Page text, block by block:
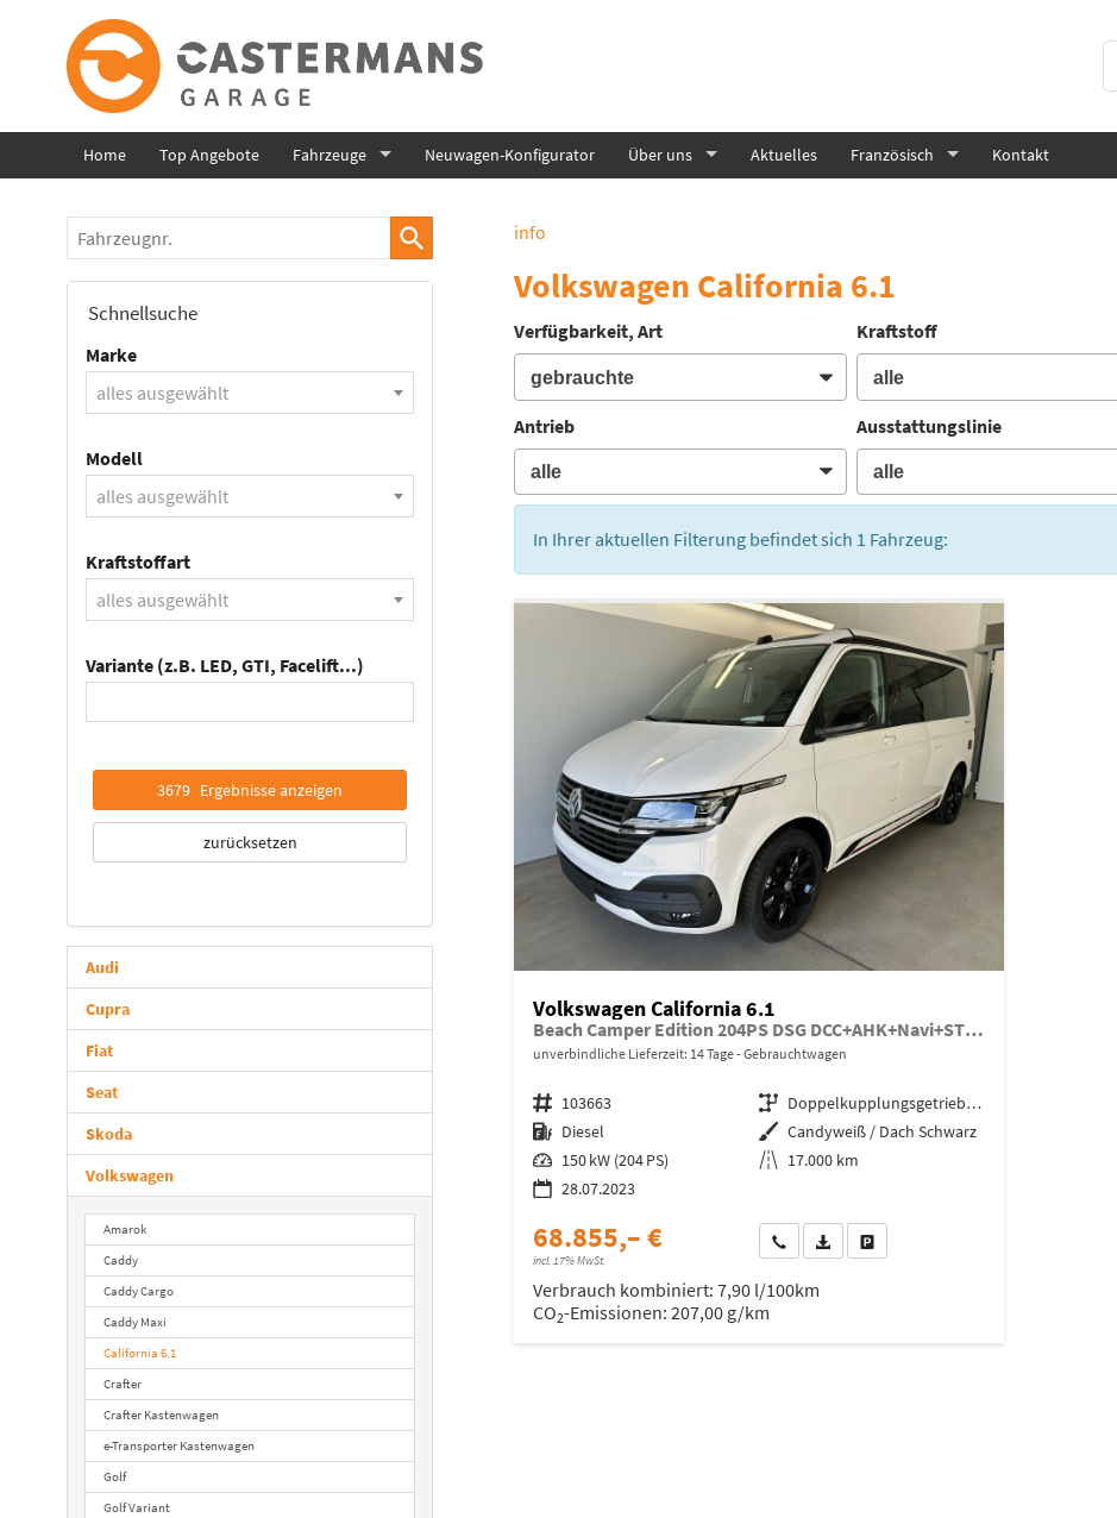
Home Top Angebote Fahrzeuge Neuwagen-Konfigurator Über uns Aktuelles Französisch Kontakt
info
Volkswagen California 6.1
Verfügbarkeit, Art Kraftstoff
Antrieb Ausstattungslinie
In Ihrer aktuellen Filterung befindet sich 1 Fahrzeug:
Volkswagen California 6.1
Beach Camper Edition 204PS DSG DCC+AHK+Navi+STHZ
unverbindliche Lieferzeit: 14 Tage Gebrauchtwagen
Fahrzeugnr. 103663 Getriebe
Doppelkupplungsgetriebe (DSG)
Kraftstoff Diesel Außenfarbe Candyweiß / Dach Schwarz
Leistung 150 kW (204 PS) Kilometerstand 17.000 km
28.07.2023
68.855,– €
incl. 17% MwSt.
Wir rufen Sie an
Fahrzeugexposé (PDF)
Fahrzeug parken
Verbrauch kombiniert: 7,90 l/100km
CO2-Emissionen: 207,00 g/km
Fahrzeugnr.
Schnellsuche
Marke
alles ausgewählt
Modell
alles ausgewählt
Kraftstoffart
alles ausgewählt
Variante (z.B. LED, GTI, Facelift...)
3679 Ergebnisse anzeigen
zurücksetzen
Audi
Cupra
Fiat
Seat
Skoda
Volkswagen
Amarok
Caddy
Caddy Cargo
Caddy Maxi
California 6.1
Crafter
Crafter Kastenwagen
e-Transporter Kastenwagen
Golf
Golf Variant